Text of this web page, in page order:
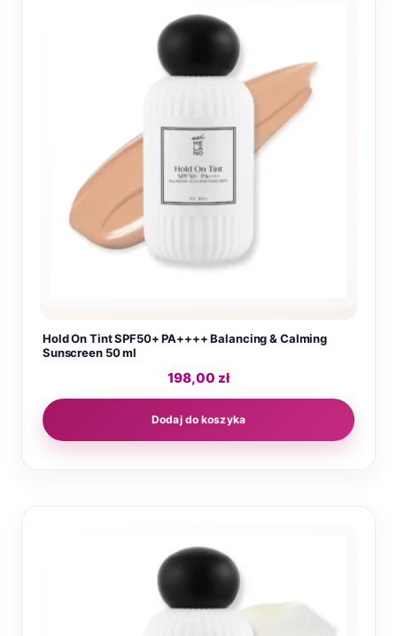
Hold On Tint SPF50+ PA++++ Balancing & Calming
Sunscreen 50 ml
198,00 zł
Dodaj do koszyka